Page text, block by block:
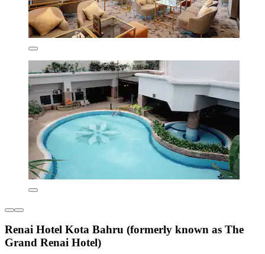
Renai Hotel Kota Bahru (formerly known as The
Grand Renai Hotel)